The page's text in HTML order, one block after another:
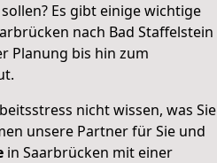
Es gibt einige wichtige
nach Bad Staffelstein
Planung bis hin zum
nicht wissen, was Sie
unsere Partner für Sie und
in Saarbrücken mit einer